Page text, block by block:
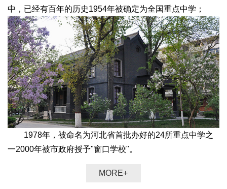
中，已经有百年的历史1954年被确定为全国重点中学；
1978年，被命名为河北省首批办好的24所重点中学之
一2000年被市政府授予"窗口学校"。
MORE+